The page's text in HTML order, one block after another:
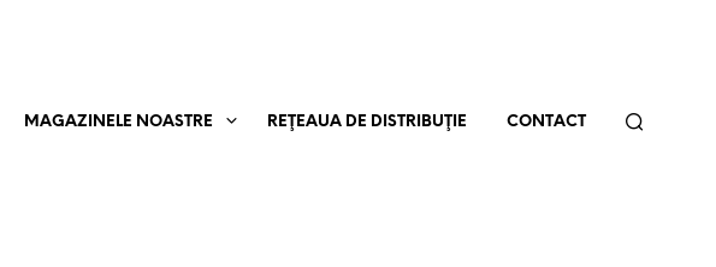
MAGAZINELE NOASTRE REŢEAUA DE DISTRIBUŢIE CONTACT